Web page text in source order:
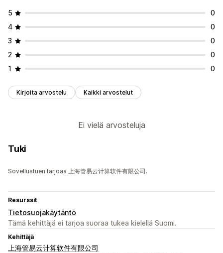
5
0
4
0
3
0
2
0
1
0
Kirjoita arvostelu Kaikki arvostelut
Ei vielä arvosteluja
Tuki
Sovellustuen tarjoaa 上海管易云计算软件有限公司.
Resurssit
Tietosuojakäytäntö
Tämä kehittäjä ei tarjoa suoraa tukea kielellä Suomi.
Kehittäjä
上海管易云计算软件有限公司